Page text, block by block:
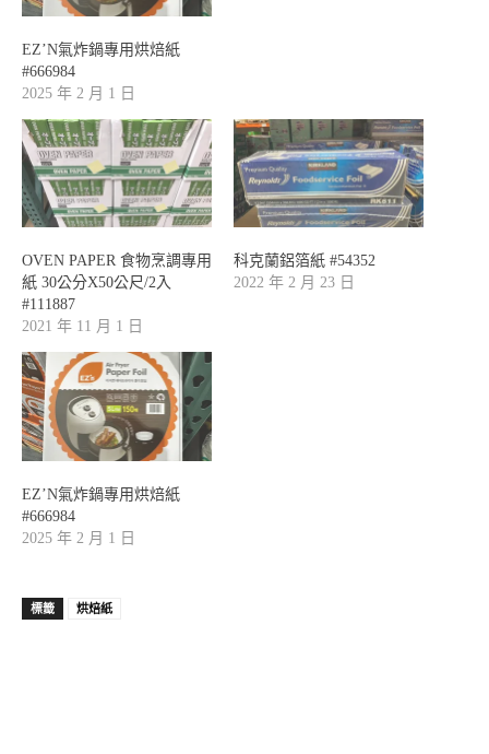
EZ’N氣炸鍋專用烘焙紙
#666984
2025 年 2 月 1 日
OVEN PAPER 食物烹調專用
紙 30公分X50公尺/2入
#111887
2021 年 11 月 1 日
科克蘭鋁箔紙 #54352
2022 年 2 月 23 日
EZ’N氣炸鍋專用烘焙紙
#666984
2025 年 2 月 1 日
標籤 烘焙紙